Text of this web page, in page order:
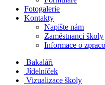
Fotogalerie
Kontakty
Napište nám
Zaměstnanci školy
Informace o
Bakaláři
Jídelníček
Vizualizace školy